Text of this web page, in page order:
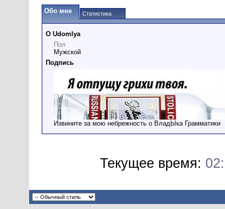
Обо мне Статистика
О Udomlya
Пол
Мужской
Подпись
Извините за мою небрежность о ВладЫка Грамматики
Текущее время: